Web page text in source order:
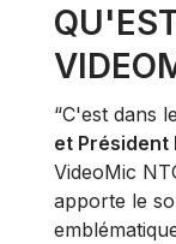
“C'est dans
et Président
VideoMic
apporte le